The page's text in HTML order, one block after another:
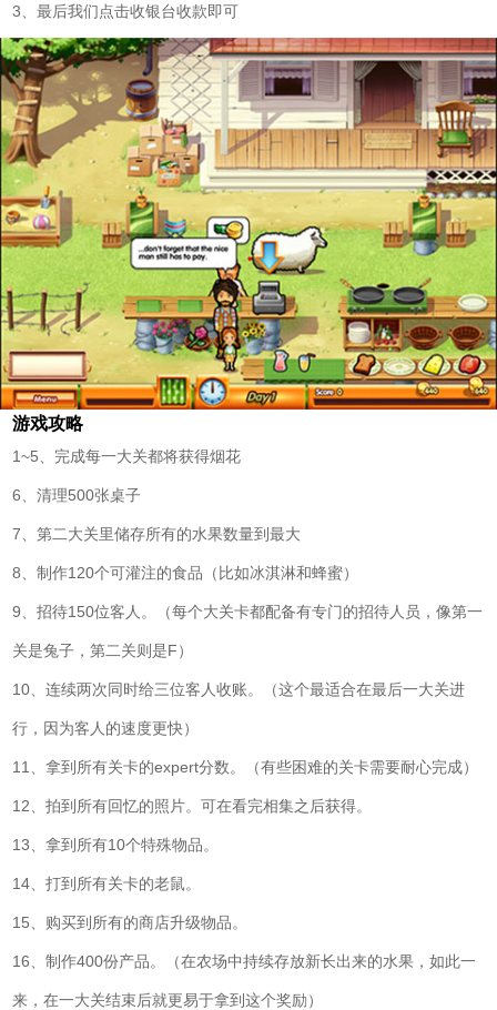
3、最后我们点击收银台收款即可
游戏攻略
1~5、完成每一大关都将获得烟花
6、清理500张桌子
7、第二大关里储存所有的水果数量到最大
8、制作120个可灌注的食品（比如冰淇淋和蜂蜜）
9、招待150位客人。（每个大关卡都配备有专门的招待人员，像第一
关是兔子，第二关则是F）
10、连续两次同时给三位客人收账。（这个最适合在最后一大关进
行，因为客人的速度更快）
11、拿到所有关卡的expert分数。（有些困难的关卡需要耐心完成）
12、拍到所有回忆的照片。可在看完相集之后获得。
13、拿到所有10个特殊物品。
14、打到所有关卡的老鼠。
15、购买到所有的商店升级物品。
16、制作400份产品。（在农场中持续存放新长出来的水果，如此一
来，在一大关结束后就更易于拿到这个奖励）